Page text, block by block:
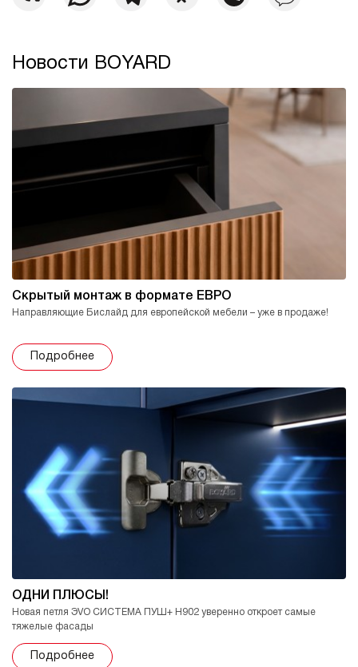
Новости BOYARD
Скрытый монтаж в формате ЕВРО
Направляющие Бислайд для европейской мебели – уже в продаже!
Подробнее
ОДНИ ПЛЮСЫ!
Новая петля ЭVO СИСТЕМА ПУШ+ H902 уверенно откроет самые
тяжелые фасады
Подробнее